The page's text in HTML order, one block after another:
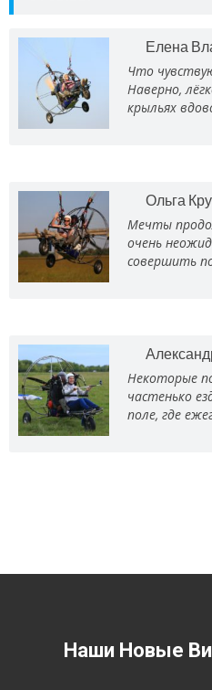
Елена
Что
Наверно,
крыльях
Ольга
Мечты
очень
совершить
Некоторые
частенько
поле, где
Наши Новые